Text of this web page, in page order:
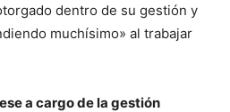
dentro de su gestión y
muchísimo» al trabajar
a cargo de la gestión